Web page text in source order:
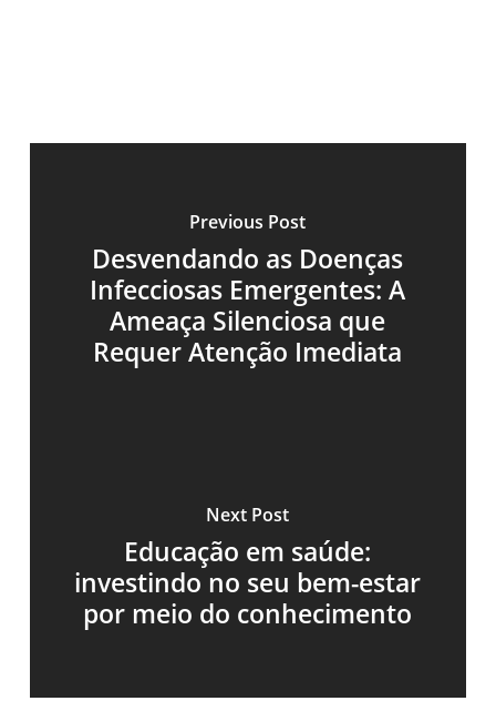
Previous Post
Desvendando as Doenças
Infecciosas Emergentes: A
Ameaça Silenciosa que
Requer Atenção Imediata
Next Post
Educação em saúde:
investindo no seu bem-estar
por meio do conhecimento